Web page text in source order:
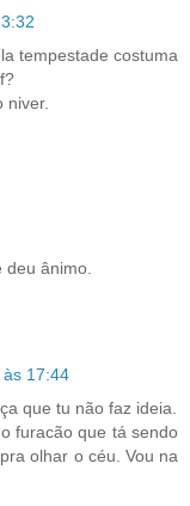
tempestade costuma
niver.
ânimo.
17:44
que tu não faz ideia.
furacão que tá sendo
olhar o céu. Vou na